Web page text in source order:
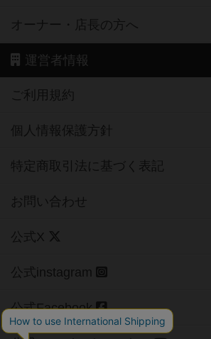
オーナー・店長の方へ
運営者情報
ご利用規約
個人情報保護方針
特定商取引法に基づく表記
お問い合わせ
公式X
公式instagram
公式Facebook